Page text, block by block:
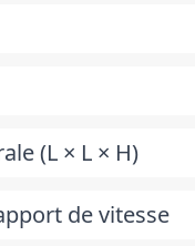
(L × L × H)
de vitesse